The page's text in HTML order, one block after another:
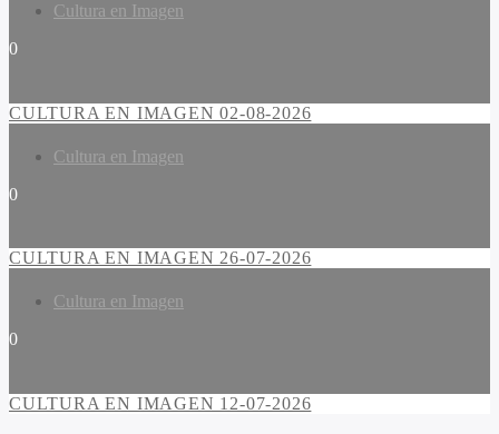
Cultura en Imagen
0
CULTURA EN IMAGEN 02-08-2026
Cultura en Imagen
0
CULTURA EN IMAGEN 26-07-2026
Cultura en Imagen
0
CULTURA EN IMAGEN 12-07-2026